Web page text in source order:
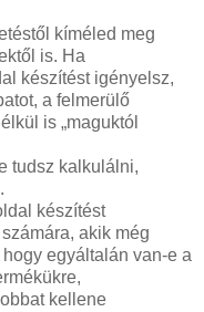
kíméled meg
is. Ha
készítést igényelsz,
a felmerülő
is „maguktól
tudsz kalkulálni,
készítést
akik még
egyáltalán van-e a
kellene